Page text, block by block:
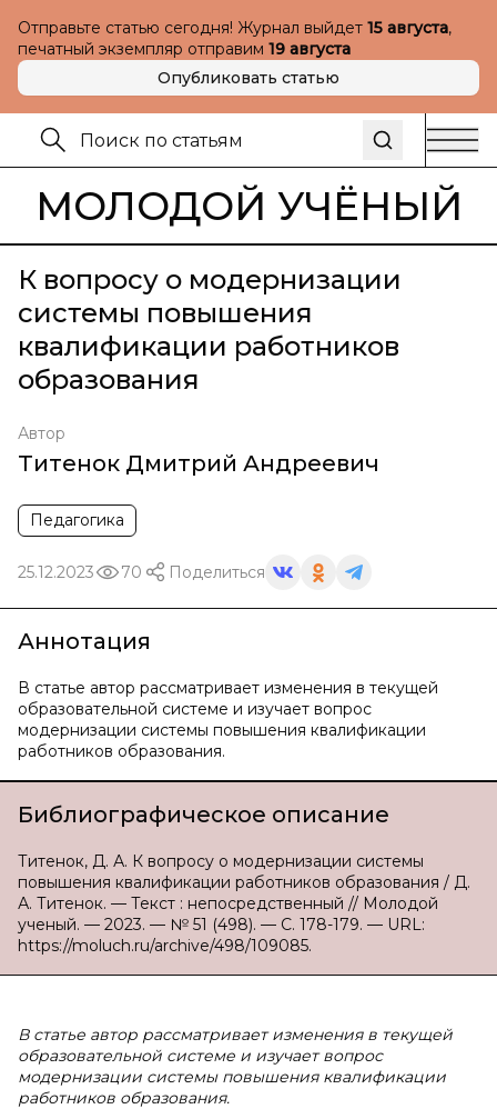
Отправьте статью сегодня! Журнал выйдет 15 августа,
печатный экземпляр отправим 19 августа
Опубликовать статью
МОЛОДОЙ УЧЁНЫЙ
К вопросу о модернизации
системы повышения
квалификации работников
образования
Автор
Титенок Дмитрий Андреевич
Педагогика
25.12.2023 70 Поделиться
Аннотация
В статье автор рассматривает изменения в текущей
образовательной системе и изучает вопрос
модернизации системы повышения квалификации
работников образования.
Библиографическое описание
Титенок, Д. А. К вопросу о модернизации системы
повышения квалификации работников образования / Д.
А. Титенок. — Текст : непосредственный // Молодой
ученый. — 2023. — № 51 (498). — С. 178-179. — URL:
https://moluch.ru/archive/498/109085.
В статье автор рассматривает изменения в текущей
образовательной системе и изучает вопрос
модернизации системы повышения квалификации
работников образования.